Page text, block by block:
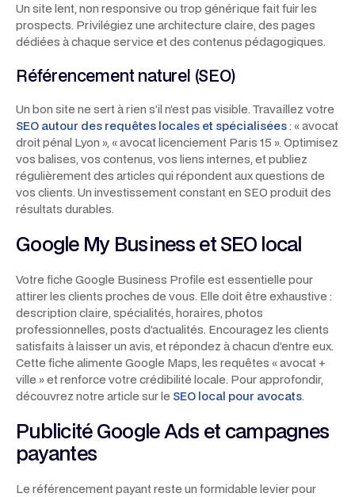
Un site lent, non responsive ou trop générique fait fuir les
prospects. Privilégiez une architecture claire, des pages
dédiées à chaque service et des contenus pédagogiques.
Référencement naturel (SEO)
Un bon site ne sert à rien s’il n’est pas visible. Travaillez votre
SEO autour des requêtes locales et spécialisées: « avocat
droit pénal Lyon », « avocat licenciement Paris 15 ». Optimisez
vos balises, vos contenus, vos liens internes, et publiez
régulièrement des articles qui répondent aux questions de
vos clients. Un investissement constant en SEO produit des
résultats durables.
Google My Business et SEO local
Votre fiche Google Business Profile est essentielle pour
attirer les clients proches de vous. Elle doit être exhaustive :
description claire, spécialités, horaires, photos
professionnelles, posts d’actualités. Encouragez les clients
satisfaits à laisser un avis, et répondez à chacun d’entre eux.
Cette fiche alimente Google Maps, les requêtes « avocat +
ville » et renforce votre crédibilité locale. Pour approfondir,
découvrez notre article sur le SEO local pour avocats.
Publicité Google Ads et campagnes
payantes
Le référencement payant reste un formidable levier pour